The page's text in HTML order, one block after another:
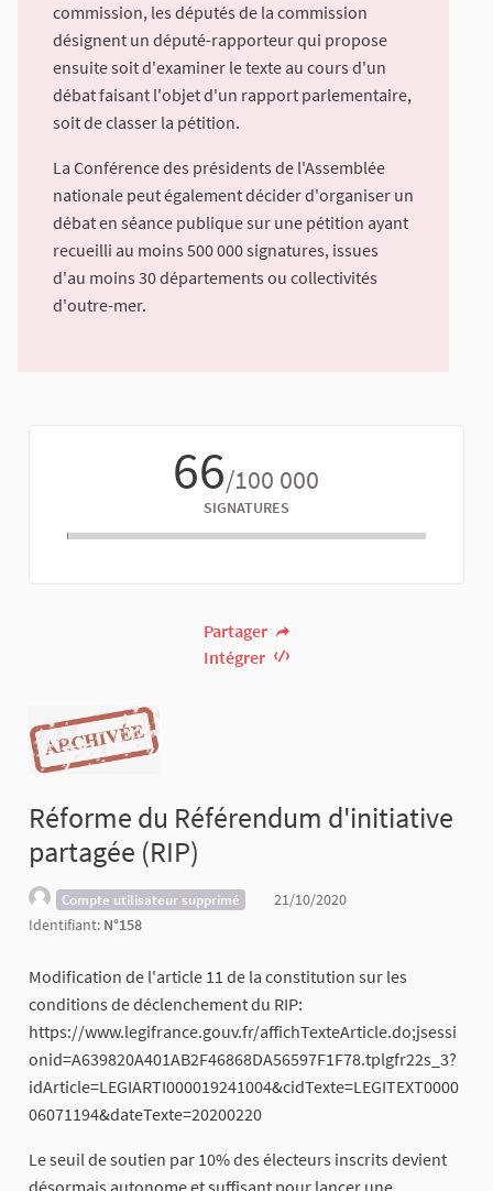
commission, les députés de la commission
désignent un député-rapporteur qui propose
ensuite soit d'examiner le texte au cours d'un
débat faisant l'objet d'un rapport parlementaire,
soit de classer la pétition.
La Conférence des présidents de l'Assemblée
nationale peut également décider d'organiser un
débat en séance publique sur une pétition ayant
recueilli au moins 500 000 signatures, issues
d'au moins 30 départements ou collectivités
d'outre-mer.
66/100 000
SIGNATURES
Partager
Intégrer
Réforme du Référendum d'initiative
partagée (RIP)
Compte utilisateur supprimé
21/10/2020
Identifiant: N°158
Modification de l'article 11 de la constitution sur les
conditions de déclenchement du RIP:
https://www.legifrance.gouv.fr/affichTexteArticle.do;jsessi
onid=A639820A401AB2F46868DA56597F1F78.tplgfr22s_3?
idArticle=LEGIARTI000019241004&cidTexte=LEGITEXT0000
06071194&dateTexte=20200220
Le seuil de soutien par 10% des électeurs inscrits devient
désormais autonome et suffisant pour lancer une